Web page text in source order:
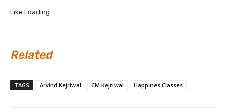
Like Loading...
Related
TAGS Arvind Kejriwal CM Kejriwal Happines Classes